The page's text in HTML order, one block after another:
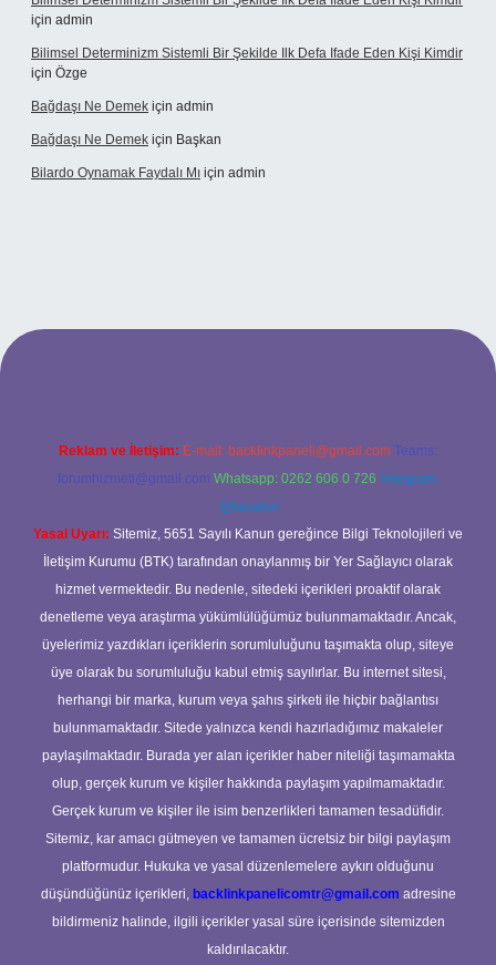
için admin
Bilimsel Determinizm Sistemli Bir Şekilde Ilk Defa Ifade Eden Kişi Kimdir
için Özge
Bağdaşı Ne Demek için admin
Bağdaşı Ne Demek için Başkan
Bilardo Oynamak Faydalı Mı için admin
Reklam ve İletişim: E-mail: backlinkpaneli@gmail.com Teams:
forumhizmeti@gmail.com Whatsapp: 0262 606 0 726 Telegram:
@karabul
Yasal Uyarı: Sitemiz, 5651 Sayılı Kanun gereğince Bilgi Teknolojileri ve
İletişim Kurumu (BTK) tarafından onaylanmış bir Yer Sağlayıcı olarak
hizmet vermektedir. Bu nedenle, sitedeki içerikleri proaktif olarak
denetleme veya araştırma yükümlülüğümüz bulunmamaktadır. Ancak,
üyelerimiz yazdıkları içeriklerin sorumluluğunu taşımakta olup, siteye
üye olarak bu sorumluluğu kabul etmiş sayılırlar. Bu internet sitesi,
herhangi bir marka, kurum veya şahıs şirketi ile hiçbir bağlantısı
bulunmamaktadır. Sitede yalnızca kendi hazırladığımız makaleler
paylaşılmaktadır. Burada yer alan içerikler haber niteliği taşımamakta
olup, gerçek kurum ve kişiler hakkında paylaşım yapılmamaktadır.
Gerçek kurum ve kişiler ile isim benzerlikleri tamamen tesadüfidir.
Sitemiz, kar amacı gütmeyen ve tamamen ücretsiz bir bilgi paylaşım
platformudur. Hukuka ve yasal düzenlemelere aykırı olduğunu
düşündüğünüz içerikleri, backlinkpanelicomtr@gmail.com adresine
bildirmeniz halinde, ilgili içerikler yasal süre içerisinde sitemizden
kaldırılacaktır.